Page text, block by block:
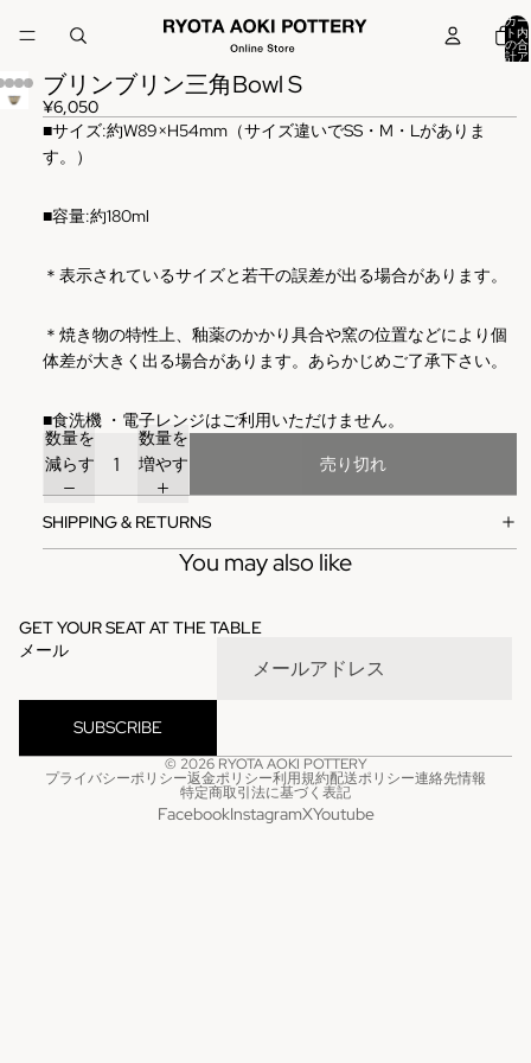
カー
ト内
の合
計ア
ブリンブリン三角Bowl S
¥6,050
■サイズ:約W89×H54mm（サイズ違いでSS・M・Lがありま
す。）
■容量:約180ml
＊表示されているサイズと若干の誤差が出る場合があります。
＊焼き物の特性上、釉薬のかかり具合や窯の位置などにより個
体差が大きく出る場合があります。あらかじめご了承下さい。
■食洗機 ・電子レンジはご利用いただけません。
数量を
減らす
数量を
増やす
売り切れ
SHIPPING & RETURNS
You may also like
GET YOUR SEAT AT THE TABLE
メール
SUBSCRIBE
© 2026 RYOTA AOKI POTTERY
プライバシーポリシー返金ポリシー利用規約配送ポリシー連絡先情報
特定商取引法に基づく表記
FacebookInstagramXYoutube